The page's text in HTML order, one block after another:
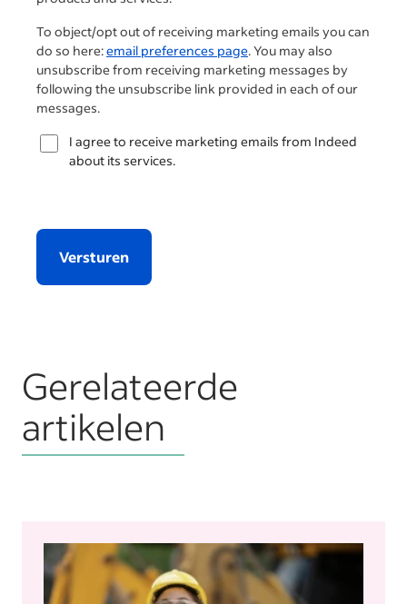
To object/opt out of receiving marketing emails you can
do so here:email preferences page. You may also
unsubscribe from receiving marketing messages by
following the unsubscribe link provided in each of our
messages.
I agree to receive marketing emails from Indeed
about its services.
Versturen
Gerelateerde
artikelen